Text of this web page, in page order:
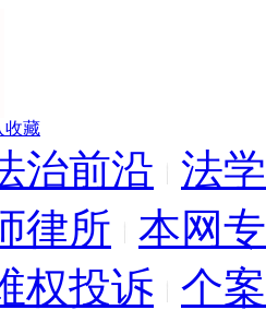
收藏
治前沿
法
律所
本网
权投诉
个